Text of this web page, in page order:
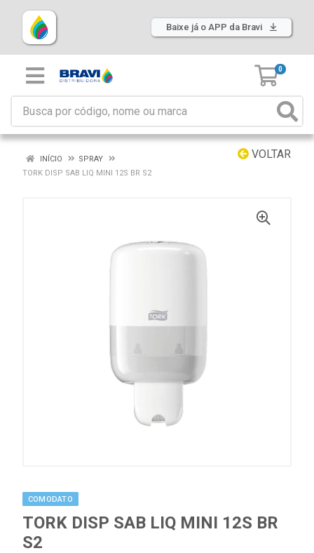
Baixe já o APP da Bravi
0
VOLTAR
INÍCIO
SPRAY
TORK DISP SAB LIQ MINI 12S BR S2
COMODATO
TORK DISP SAB LIQ MINI 12S BR
S2